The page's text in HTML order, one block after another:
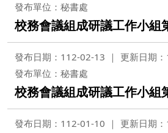
發布單位：秘書處
校務會議組成研議工作小組
發布日期：112-02-13
更新日期
發布單位：秘書處
校務會議組成研議工作小組
發布日期：112-01-10
更新日期